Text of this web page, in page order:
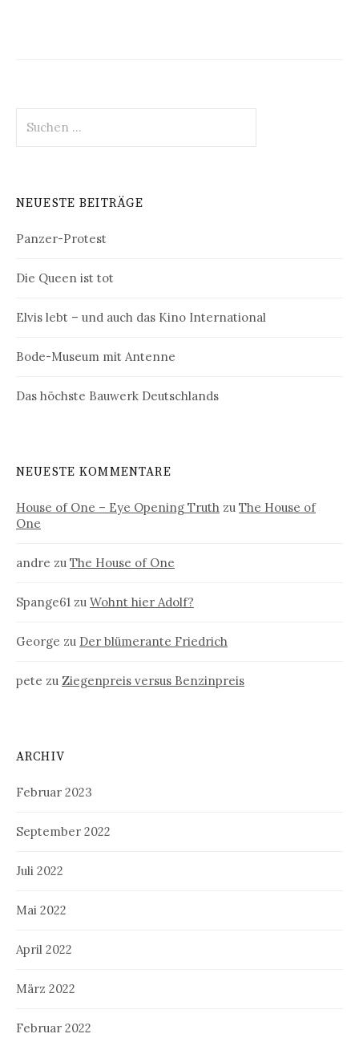
nach:
NEUESTE BEITRÄGE
Panzer-Protest
Die Queen ist tot
Elvis lebt – und auch das Kino International
Bode-Museum mit Antenne
Das höchste Bauwerk Deutschlands
NEUESTE KOMMENTARE
House of One – Eye Opening Truth zu The House of
One
andre zu The House of One
Spange61 zu Wohnt hier Adolf?
George zu Der blümerante Friedrich
pete zu Ziegenpreis versus Benzinpreis
ARCHIV
Februar 2023
September 2022
Juli 2022
Mai 2022
April 2022
März 2022
Februar 2022